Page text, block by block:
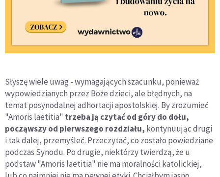
Słyszę wiele uwag - wymagających szacunku, ponieważ
wypowiedzianych przez Boże dzieci, ale błędnych, na
temat posynodalnej adhortacji apostolskiej. By zrozumieć
"Amoris laetitia" trzeba ją czytać od góry do dołu,
począwszy od pierwszego rozdziału, kontynuując drugi
i tak dalej, przemyśleć. Przeczytać, co zostało powiedziane
podczas Synodu. Po drugie, niektórzy twierdzą, że u
podstaw "Amoris laetitia" nie ma moralności katolickiej,